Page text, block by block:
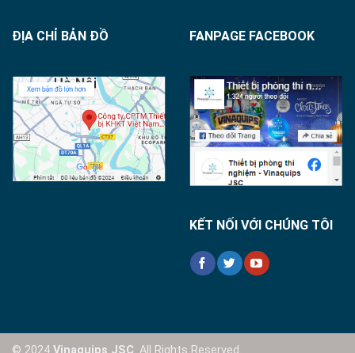
ĐỊA CHỈ BẢN ĐỒ FANPAGE FACEBOOK
KẾT NỐI VỚI CHÚNG TÔI
© 2024 Vinaquips JSC . All Rights Reserved.